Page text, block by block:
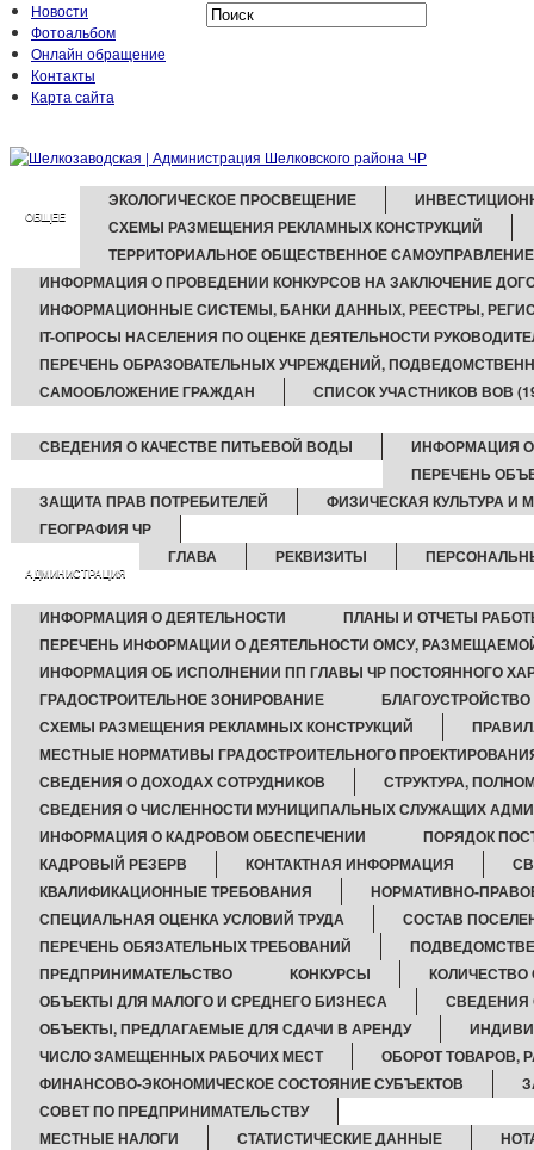
Новости
Фотоальбом
Онлайн обращение
Контакты
Карта сайта
ОБЩЕЕ
ЭКОЛОГИЧЕСКОЕ ПРОСВЕЩЕНИЕ
СХЕМЫ РАЗМЕЩЕНИЯ РЕКЛАМНЫХ КОНСТРУКЦИЙ
ТЕРРИТОРИАЛЬНОЕ ОБЩЕСТВЕННОЕ САМОУПРАВЛЕНИЕ
ИНФОРМАЦИЯ О ПРОВЕДЕНИИ КОНКУРСОВ НА ЗАКЛЮЧЕНИЕ
ИНФОРМАЦИОННЫЕ СИСТЕМЫ, БАНКИ ДАННЫХ, РЕЕСТРЫ,
IT-ОПРОСЫ НАСЕЛЕНИЯ ПО ОЦЕНКЕ ДЕЯТЕЛЬНОСТИ
ПЕРЕЧЕНЬ ОБРАЗОВАТЕЛЬНЫХ УЧРЕЖДЕНИЙ,
САМООБЛОЖЕНИЕ ГРАЖДАН
СПИСОК УЧАСТНИКОВ ВОВ
СВЕДЕНИЯ О КАЧЕСТВЕ ПИТЬЕВОЙ ВОДЫ
ИНФОРМАЦИЯ
ПЕРЕЧЕНЬ
ЗАЩИТА ПРАВ ПОТРЕБИТЕЛЕЙ
ФИЗИЧЕСКАЯ КУЛЬТУРА И
ГЕОГРАФИЯ ЧР
АДМИНИСТРАЦИЯ
ГЛАВА РЕКВИЗИТЫ
ИНФОРМАЦИЯ О ДЕЯТЕЛЬНОСТИ
ПЛАНЫ И ОТЧЕТЫ
ПЕРЕЧЕНЬ ИНФОРМАЦИИ О ДЕЯТЕЛЬНОСТИ ОМСУ,
ИНФОРМАЦИЯ ОБ ИСПОЛНЕНИИ ПП ГЛАВЫ ЧР ПОСТОЯННОГО
ГРАДОСТРОИТЕЛЬНОЕ ЗОНИРОВАНИЕ
БЛАГОУСТРОЙСТВО
СХЕМЫ РАЗМЕЩЕНИЯ РЕКЛАМНЫХ КОНСТРУКЦИЙ
МЕСТНЫЕ НОРМАТИВЫ ГРАДОСТРОИТЕЛЬНОГО
СВЕДЕНИЯ О ДОХОДАХ СОТРУДНИКОВ
СТРУКТУРА,
СВЕДЕНИЯ О ЧИСЛЕННОСТИ МУНИЦИПАЛЬНЫХ СЛУЖАЩИХ
ИНФОРМАЦИЯ О КАДРОВОМ ОБЕСПЕЧЕНИИ
ПОРЯДОК
КАДРОВЫЙ РЕЗЕРВ
КОНТАКТНАЯ ИНФОРМАЦИЯ
КВАЛИФИКАЦИОННЫЕ ТРЕБОВАНИЯ
НОРМАТИВНО-
СПЕЦИАЛЬНАЯ ОЦЕНКА УСЛОВИЙ ТРУДА
СОСТАВ
ПЕРЕЧЕНЬ ОБЯЗАТЕЛЬНЫХ ТРЕБОВАНИЙ
ПРЕДПРИНИМАТЕЛЬСТВО
КОНКУРСЫ
КОЛИЧЕСТВО
ОБЪЕКТЫ ДЛЯ МАЛОГО И СРЕДНЕГО БИЗНЕСА
СВЕДЕНИЯ
ОБЪЕКТЫ, ПРЕДЛАГАЕМЫЕ ДЛЯ СДАЧИ В АРЕНДУ
ЧИСЛО ЗАМЕЩЕННЫХ РАБОЧИХ МЕСТ
ОБОРОТ ТОВАРОВ,
ФИНАНСОВО-ЭКОНОМИЧЕСКОЕ СОСТОЯНИЕ СУБЪЕКТОВ
СОВЕТ ПО ПРЕДПРИНИМАТЕЛЬСТВУ
МЕСТНЫЕ НАЛОГИ
СТАТИСТИЧЕСКИЕ ДАННЫЕ